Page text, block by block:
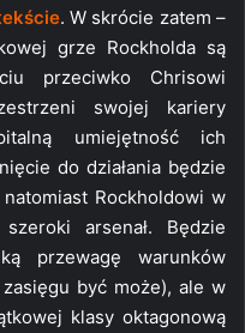
. W skrócie zatem –
grze Rockholda są
przeciwko Chrisowi
swojej kariery
umiejętność ich
do działania będzie
Rockholdowi w
arsenał. Będzie
przewagę warunków
być może), ale w
klasy oktagonową